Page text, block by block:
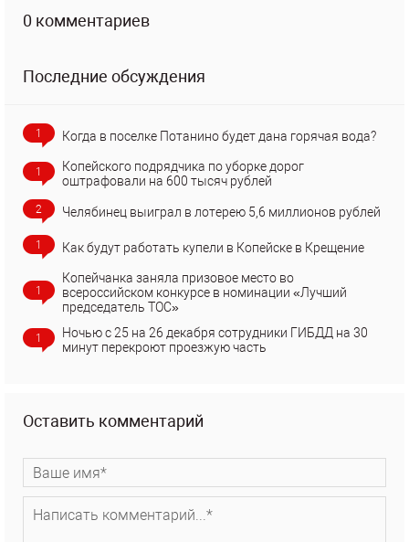
0 комментариев
Последние обсуждения
1 Когда в поселке Потанино будет дана горячая вода?
1
Копейского подрядчика по уборке дорог
оштрафовали на 600 тысяч рублей
2 Челябинец выиграл в лотерею 5,6 миллионов рублей
1 Как будут работать купели в Копейске в Крещение
1
Копейчанка заняла призовое место во
всероссийском конкурсе в номинации «Лучший
председатель ТОС»
1
Ночью с 25 на 26 декабря сотрудники ГИБДД на 30
минут перекроют проезжую часть
Оставить комментарий